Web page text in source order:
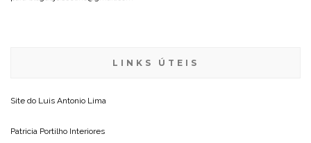
LINKS ÚTEIS
Site do Luis Antonio Lima
Patricia Portilho Interiores